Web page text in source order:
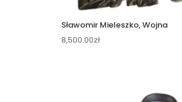
Sławomir Mieleszko, Wojna
8,500.00zł